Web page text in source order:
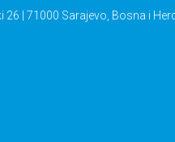
26 | 71000 Sarajevo, Bosna i